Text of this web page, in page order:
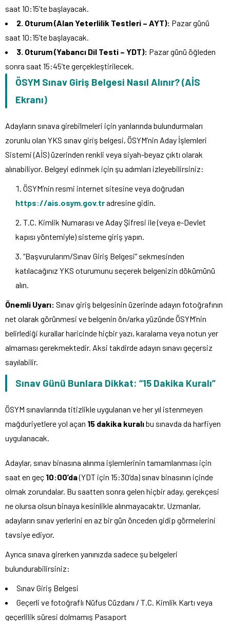
saat 10:15’te başlayacak.
2. Oturum (Alan Yeterlilik Testleri – AYT): Pazar günü
saat 10:15’te başlayacak.
3. Oturum (Yabancı Dil Testi – YDT): Pazar günü öğleden
sonra saat 15:45’te gerçekleştirilecek.
ÖSYM Sınav Giriş Belgesi Nasıl Alınır? (AİS
Ekranı)
Adayların sınava girebilmeleri için yanlarında bulundurmaları
zorunlu olan YKS sınav giriş belgesi, ÖSYM’nin Aday İşlemleri
Sistemi (AİS) üzerinden renkli veya siyah-beyaz çıktı olarak
alınabiliyor. Belgeyi edinmek için şu adımları izleyebilirsiniz:
ÖSYM’nin resmi internet sitesine veya doğrudan
https://ais.osym.gov.tradresine gidin.
T.C. Kimlik Numarası ve Aday Şifresi ile (veya e-Devlet
kapısı yöntemiyle) sisteme giriş yapın.
“Başvurularım/Sınav Giriş Belgesi” sekmesinden
katılacağınız YKS oturumunu seçerek belgenizin dökümünü
alın.
Önemli Uyarı: Sınav giriş belgesinin üzerinde adayın fotoğrafının
net olarak görünmesi ve belgenin ön/arka yüzünde ÖSYM’nin
belirlediği kurallar haricinde hiçbir yazı, karalama veya notun yer
almaması gerekmektedir. Aksi takdirde adayın sınavı geçersiz
sayılabilir.
Sınav Günü Bunlara Dikkat: “15 Dakika Kuralı”
ÖSYM sınavlarında titizlikle uygulanan ve her yıl istenmeyen
mağduriyetlere yol açan 15 dakika kuralıbu sınavda da harfiyen
uygulanacak.
Adaylar, sınav binasına alınma işlemlerinin tamamlanması için
saat en geç 10:00’da(YDT için 15:30’da) sınav binasının içinde
olmak zorundalar. Bu saatten sonra gelen hiçbir aday, gerekçesi
ne olursa olsun binaya kesinlikle alınmayacaktır. Uzmanlar,
adayların sınav yerlerini en az bir gün önceden gidip görmelerini
tavsiye ediyor.
Ayrıca sınava girerken yanınızda sadece şu belgeleri
bulundurabilirsiniz:
Sınav Giriş Belgesi
Geçerli ve fotoğraflı Nüfus Cüzdanı / T.C. Kimlik Kartı veya
geçerlilik süresi dolmamış Pasaport